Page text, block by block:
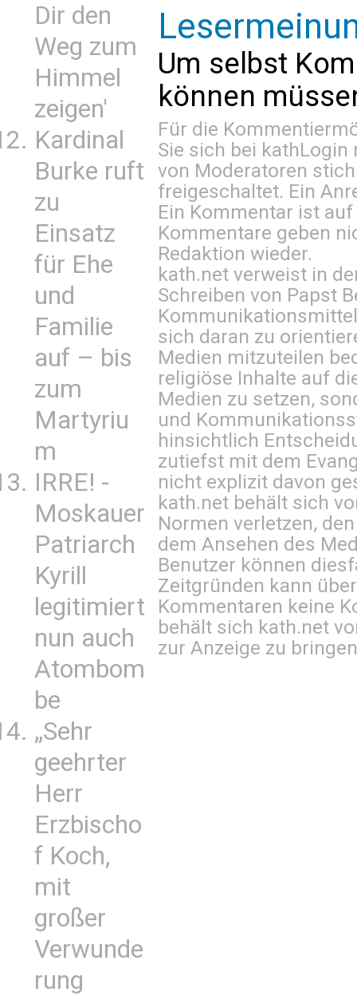
Dir den
Weg zum
Himmel
zeigen'
Kardinal
Burke ruft
zu
Einsatz
für Ehe
und
Familie
auf – bis
zum
Martyriu
m
IRRE! -
Moskauer
Patriarch
Kyrill
legitimiert
nun auch
Atombom
be
„Sehr
geehrter
Herr
Erzbischo
f Koch,
mit
großer
Verwunde
rung
Um selbst
können
Für die
Sie sich bei kathLogin
von Moderatoren
freigeschaltet. Ein
Ein Kommentar ist
Kommentare geben
Redaktion wieder.
kath.net verweist in
Schreiben von Papst
sich daran zu
Medien mitzuteilen
religiöse Inhalte auf
Medien zu setzen,
und
hinsichtlich
zutiefst mit dem
nicht explizit davon
kath.net behält sich
Normen verletzen,
dem Ansehen des
Benutzer können
Zeitgründen kann
Kommentaren keine
behält sich kath.net
zur Anzeige zu